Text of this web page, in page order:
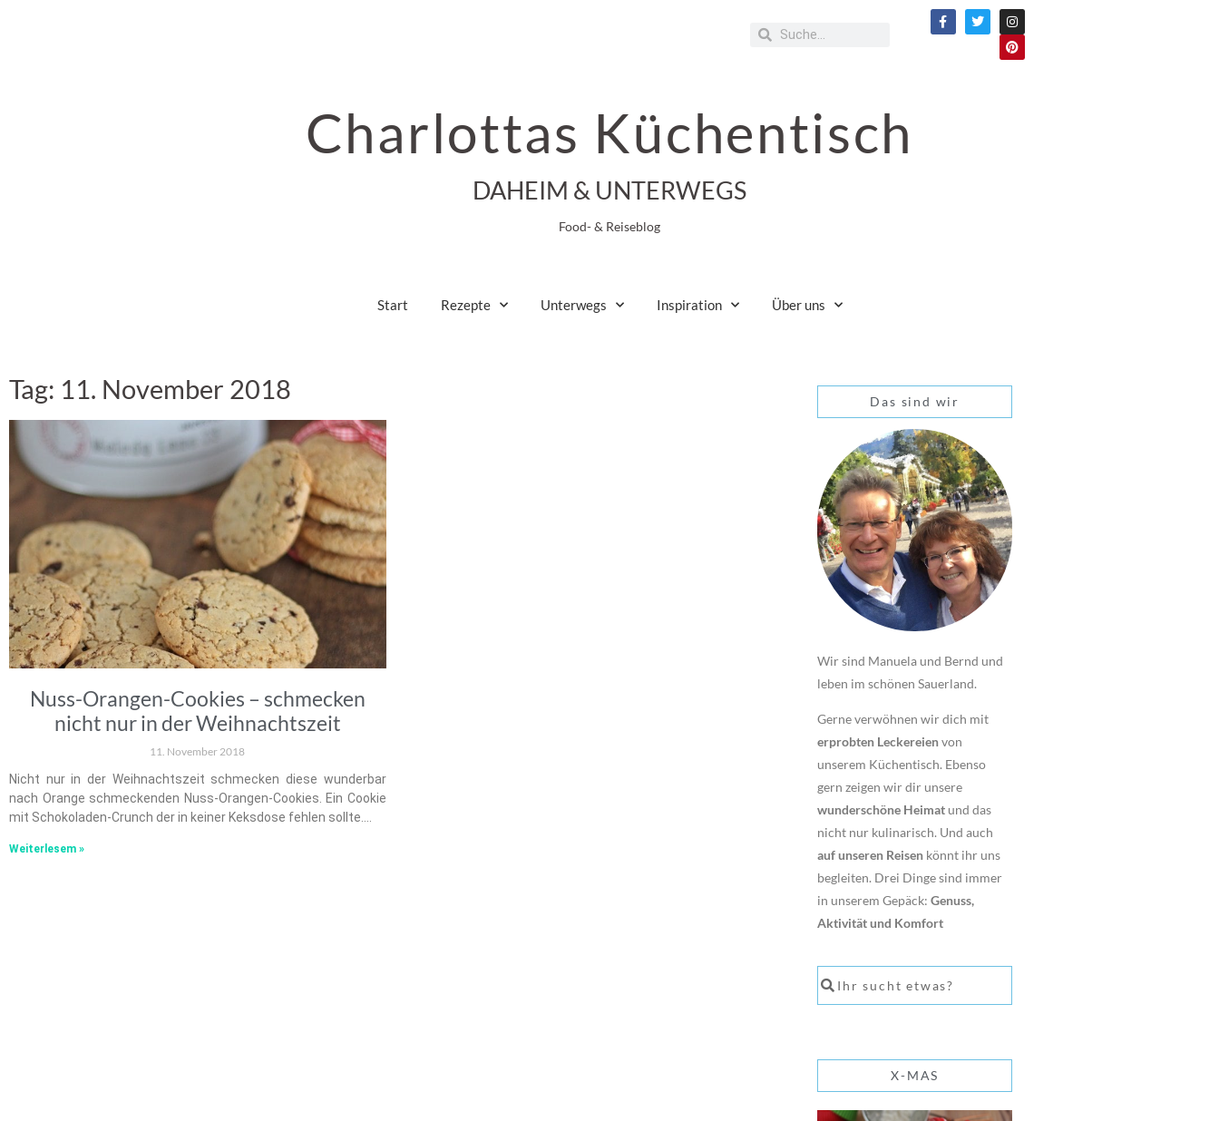
Charlottas Küchentisch
DAHEIM & UNTERWEGS
Food- & Reiseblog
Start Rezepte Unterwegs Inspiration Über uns
Tag: 11. November 2018
Nuss-Orangen-Cookies – schmecken
nicht nur in der Weihnachtszeit
11. November 2018
Nicht nur in der Weihnachtszeit schmecken diese wunderbar
nach Orange schmeckenden Nuss-Orangen-Cookies. Ein Cookie
mit Schokoladen-Crunch der in keiner Keksdose fehlen sollte….
Weiterlesem »
Das sind wir
Wir sind Manuela und Bernd und
leben im schönen Sauerland.
Gerne verwöhnen wir dich mit
erprobten Leckereienvon
unserem Küchentisch. Ebenso
gern zeigen wir dir unsere
wunderschöne Heimat und das
nicht nur kulinarisch. Und auch
auf unseren Reisen könnt ihr uns
begleiten. Drei Dinge sind immer
in unserem Gepäck:Genuss,
Aktivität und Komfort
X-MAS